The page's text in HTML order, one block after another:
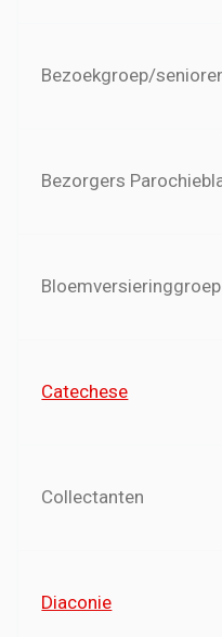
Bezoekgroep/
Bezorgers
Bloemversieringgroep
Catechese
Collectanten
Diaconie